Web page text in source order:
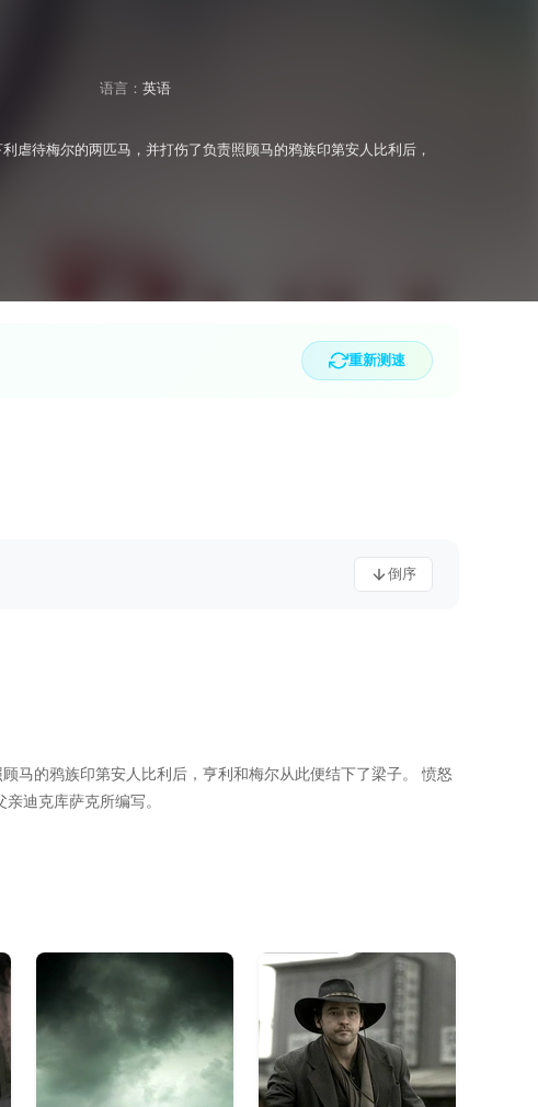
语言： 英语
虐待梅尔的两匹马，并打伤了负责照顾马的鸦族印第安人比利后，
重新测速
倒序
马的鸦族印第安人比利后，亨利和梅尔从此便结下了梁子。 愤怒
迪克库萨克所编写。